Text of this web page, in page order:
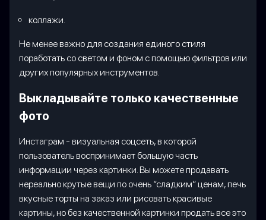
коллажи.
Не менее важно для создания единого стиля
поработать со светом и фоном с помощью фильтров или
других популярных инструментов.
Выкладывайте только качественные
фото
Инстаграм - визуальная соцсеть, в которой
пользователь воспринимает большую часть
информации через картинки. Вы можете продавать
нереально крутые вещи по очень “сладким” ценам, печь
вкусные торты на заказ или рисовать красивые
картины, но без качественной картинки продать все это